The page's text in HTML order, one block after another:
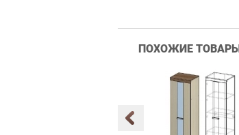
ПОХОЖИЕ ТОВАРЫ